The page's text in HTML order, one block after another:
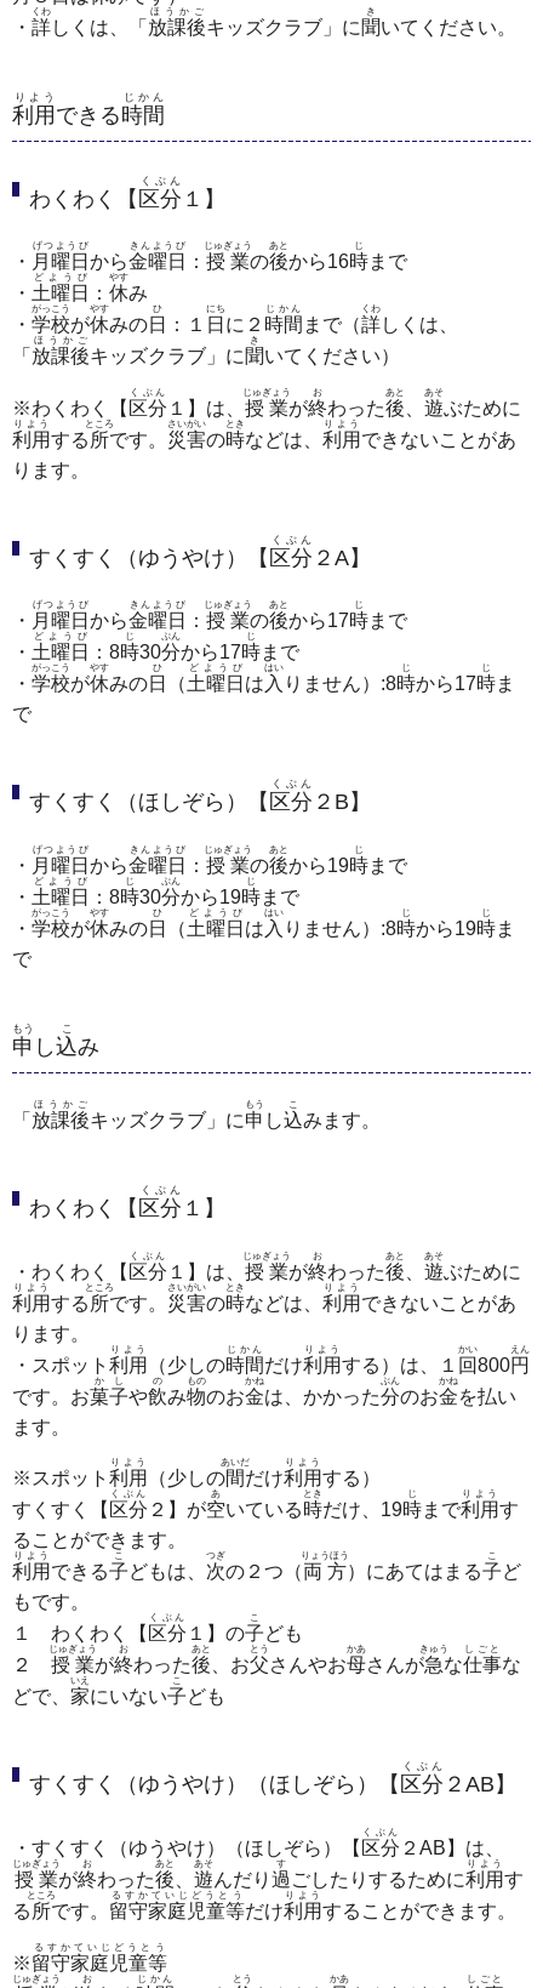
・ 詳
くわ
しくは、「 放課後
ほうかご
キッズクラブ」に聞
き
いてください。
利用
りよう
できる時間
じかん
わくわく【 区分
くぶん
１】
・ 月曜日
げつようび
から金曜日
きんようび
： 授業
じゅぎょう
の後
あと
から16時
じ
まで
・ 土曜日
どようび
： 休
やす
み
・ 学校
がっこう
が休
やす
みの日
ひ
：１ 日
にち
に２ 時間
じかん
まで（詳
くわ
しくは、
「 放課後
ほうかご
キッズクラブ」に聞
き
いてください）
※わくわく【 区分
くぶん
１】は、 授業
じゅぎょう
が終
お
わった後
あと
遊
あそ
ぶために
利用
りよう
する 所
ところ
です。 災害
さいがい
の時
とき
などは、 利用
りよう
できないことがあ
ります。
すくすく（ゆうやけ）【 区分
くぶん
２A】
・ 月曜日
げつようび
から金曜日
きんようび
： 授業
じゅぎょう
の後
あと
から17時
じ
まで
・ 土曜日
どようび
：8時
じ
30分
ぷん
から17時
じ
まで
・ 学校
がっこう
が休
やす
みの日
ひ
（土曜日
どようび
は 入
はい
りません）:8時
じ
から17時
じ
ま
で
すくすく（ほしぞら）【 区分
くぶん
２B】
・ 月曜日
げつようび
から金曜日
きんようび
： 授業
じゅぎょう
の後
あと
から19時
じ
まで
・ 土曜日
どようび
：8時
じ
30分
ぷん
から19時
じ
まで
・ 学校
がっこう
が休
やす
みの日
ひ
（土曜日
どようび
は 入
はい
りません）:8時
じ
から19時
じ
ま
で
申
もう
し込
こ
み
「 放課後
ほうかご
キッズクラブ」に申
もう
し込
こ
みます。
わくわく【 区分
くぶん
１】
・わくわく【 区分
くぶん
１】は、 授業
じゅぎょう
が終
お
わった後
あと
遊
あそ
ぶために
利用
りよう
する 所
ところ
です。 災害
さいがい
の時
とき
などは、 利用
りよう
できないことがあ
ります。
・スポット 利用
りよう
（少しの時間
じかん
だけ利用
りよう
する）は、１ 回
かい
800円
えん
です。お菓子
かし
や飲
の
み物
もの
のお金
かね
は、かかった分
ぶん
のお金
かね
を払い
ます。
※スポット 利用
りよう
（少しの間
あいだ
だけ利用
りよう
する）
すくすく【 区分
くぶん
２】が空
あ
いている時
とき
だけ、19時
じ
まで利用
りよう
す
ることができます。
利用
りよう
できる子
こ
どもは、 次
つぎ
の２つ（両方
りょうほう
）にあてはまる子
こ
ど
もです。
１ わくわく【 区分
くぶん
１】の子
こ
ども
２ 授業
じゅぎょう
が終
お
わった後
あと
、お父
とう
さんやお母
かあ
さんが急
きゅう
な仕事
しごと
な
どで、 家
いえ
にいない子
こ
ども
すくすく（ゆうやけ）（ほしぞら）【 区分
くぶん
２AB】
・すくすく（ゆうやけ）（ほしぞら）【 区分
くぶん
２AB】は、
授業
じゅぎょう
が終
お
わった後
あと
遊
あそ
んだり 過
す
ごしたりするために利用
りよう
す
る 所
ところ
です。 留守家庭児童等
るすかていじどうとう
だけ利用
りよう
することができます。
※留守家庭児童等
るすかていじどうとう
じゅぎょう お じかん とう かあ しごと